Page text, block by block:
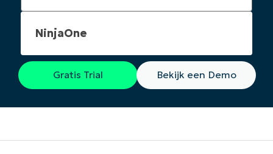
NinjaOne
Gratis Trial Bekijk een Demo